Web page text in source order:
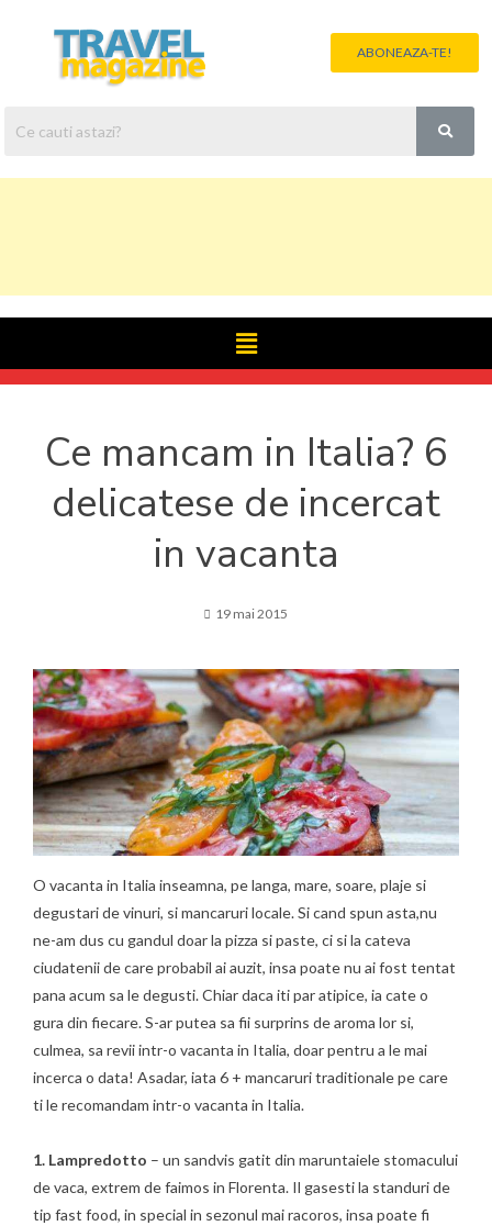
ABONEAZA-TE!
Ce mancam in Italia? 6
delicatese de incercat
in vacanta
19 mai 2015
O vacanta in Italia inseamna, pe langa, mare, soare, plaje si
degustari de vinuri, si mancaruri locale. Si cand spun asta,nu
ne-am dus cu gandul doar la pizza si paste, ci si la cateva
ciudatenii de care probabil ai auzit, insa poate nu ai fost tentat
pana acum sa le degusti. Chiar daca iti par atipice, ia cate o
gura din fiecare. S-ar putea sa fii surprins de aroma lor si,
culmea, sa revii intr-o vacanta in Italia, doar pentru a le mai
incerca o data! Asadar, iata 6 + mancaruri traditionale pe care
ti le recomandam intr-o vacanta in Italia.
1. Lampredotto – un sandvis gatit din maruntaiele stomacului
de vaca, extrem de faimos in Florenta. Il gasesti la standuri de
tip fast food, in special in sezonul mai racoros, insa poate fi